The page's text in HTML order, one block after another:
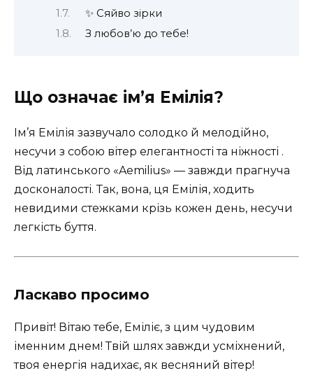
✨ Сяйво зірки
З любов’ю до тебе!
Що означає ім’я Емілія?
Ім’я Емілія зазвучало солодко й мелодійно,
несучи з собою вітер елегантності та ніжності .
Від латинського «Aemilius» — завжди прагнуча
досконалості. Так, вона, ця Емілія, ходить
невидими стежками крізь кожен день, несучи
легкість буття.
Ласкаво просимо
Привіт! Вітаю тебе, Еміліє, з цим чудовим
іменним днем! Твій шлях завжди усміхнений,
твоя енергія надихає, як весняний вітер!